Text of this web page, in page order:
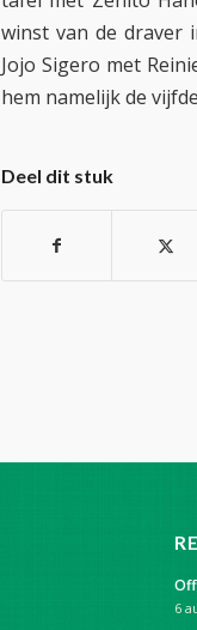
winst van de draver
Jojo Sigero met
hem namelijk de
Deel dit stuk
6